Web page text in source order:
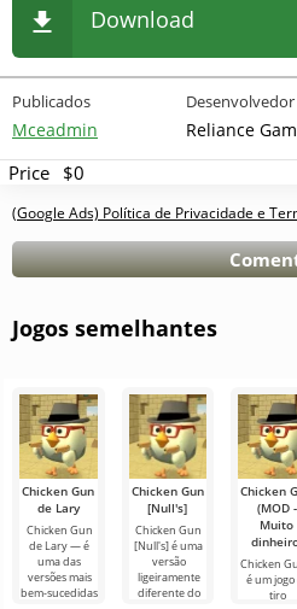
Download
Publicados
Mceadmin
Desenvolvedor
Reliance
Price $0
(Google Ads) Política de Privacidade e
Jogos semelhantes
Chicken Gun
de Lary
Chicken Gun
de Lary — é
uma das
versões mais
bem-sucedidas
Chicken Gun
[Null's]
Chicken Gun
[Null's] é uma
versão
ligeiramente
diferente do
Chicken
(MOD -
Muito
Chicken
é um jogo
tiro